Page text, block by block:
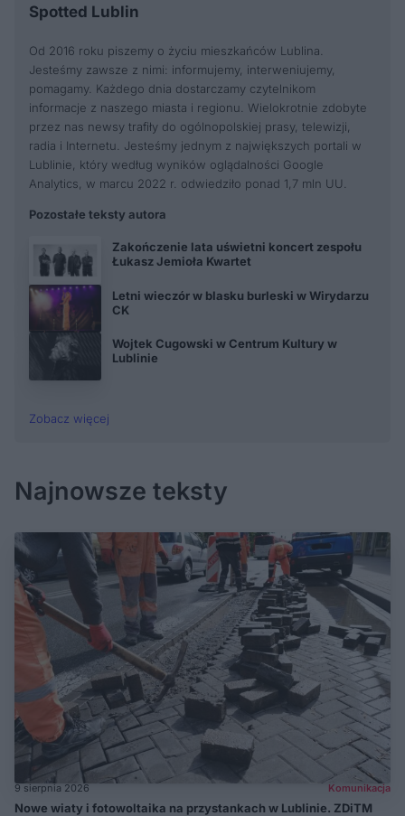
Spotted Lublin
Od 2016 roku piszemy o życiu mieszkańców Lublina.
Jesteśmy zawsze z nimi: informujemy, interweniujemy,
pomagamy. Każdego dnia dostarczamy czytelnikom
informacje z naszego miasta i regionu. Wielokrotnie zdobyte
przez nas newsy trafiły do ogólnopolskiej prasy, telewizji,
radia i Internetu. Jesteśmy jednym z największych portali w
Lublinie, który według wyników oglądalności Google
Analytics, w marcu 2022 r. odwiedziło ponad 1,7 mln UU.
Pozostałe teksty autora
Zakończenie lata uświetni koncert zespołu
Łukasz Jemioła Kwartet
Letni wieczór w blasku burleski w Wirydarzu
CK
Wojtek Cugowski w Centrum Kultury w
Lublinie
Zobacz więcej
Najnowsze teksty
9 sierpnia 2026 Komunikacja
Nowe wiaty i fotowoltaika na przystankach w Lublinie. ZDiTM